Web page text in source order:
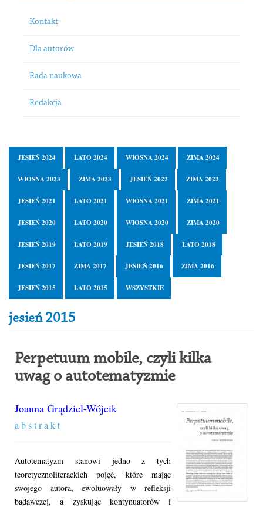
Kontakt
Dla autorów
Rada naukowa
Redakcja
JESIEŃ 2024 LATO 2024 WIOSNA 2024 ZIMA 2024
WIOSNA 2023 ZIMA 2023 JESIEŃ 2022 ZIMA 2022
JESIEŃ 2021 LATO 2021 WIOSNA 2021 ZIMA 2021
JESIEŃ 2020 LATO 2020 WIOSNA 2020 ZIMA 2020
JESIEŃ 2019 LATO 2019 JESIEŃ 2018 LATO 2018
JESIEŃ 2017 ZIMA 2017 JESIEŃ 2016 ZIMA 2016
JESIEŃ 2015 LATO 2015 WSZYSTKIE
jesień 2015
Perpetuum mobile, czyli kilka
uwag o autotematyzmie
Joanna Grądziel-Wójcik
a b s t r a k t
Autotematyzm stanowi jedno z tych
teoretycznoliterackich pojęć, które mając
swojego autora, ewoluowały w refleksji
badawczej, a zyskując kontynuatorów i